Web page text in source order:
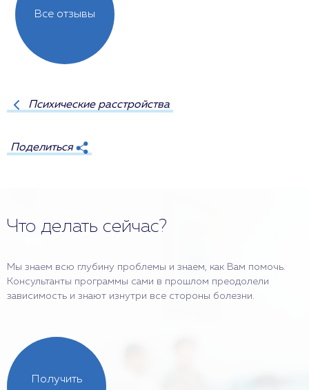
Все отзывы
Психические расстройства
Поделиться
Что делать сейчас?
Мы знаем всю глубину проблемы и знаем, как Вам помочь.
Консультанты программы сами в прошлом преодолели
зависимость и знают изнутри все стороны болезни.
Получить